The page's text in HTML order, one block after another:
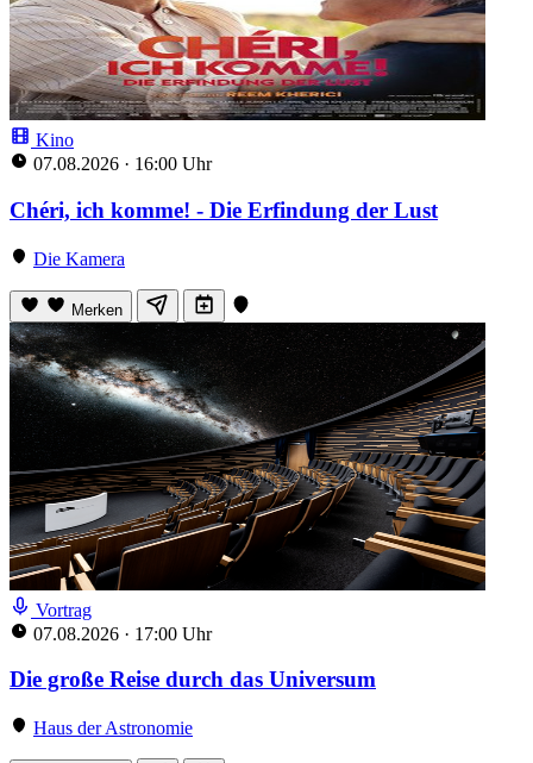
Kino
07.08.2026 · 16:00 Uhr
Chéri, ich komme! - Die Erfindung der Lust
Die Kamera
Merken
Vortrag
07.08.2026 · 17:00 Uhr
Die große Reise durch das Universum
Haus der Astronomie